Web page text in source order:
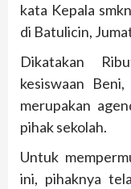
kata Kepala
di Batulicin,
Dikatakan
kesiswaan
merupakan
pihak sekolah.
Untuk
ini, pihaknya